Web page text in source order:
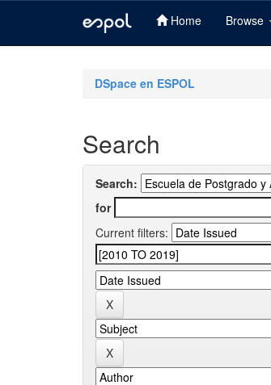
Home Browse
DSpace en ESPOL
Search
Search:
for
Current filters: